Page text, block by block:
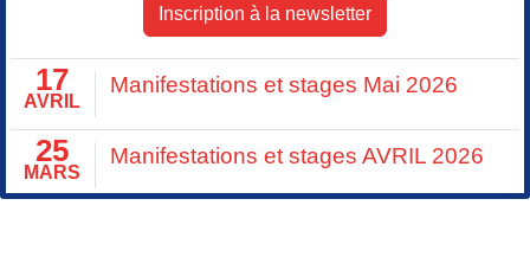
Inscription à la newsletter
17
AVRIL
Manifestations et stages Mai 2026
25
MARS
Manifestations et stages AVRIL 2026